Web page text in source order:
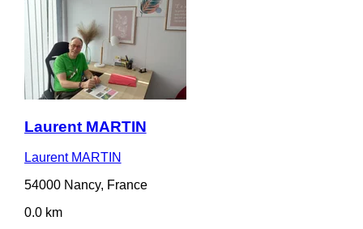
Laurent MARTIN
Laurent MARTIN
54000 Nancy, France
0.0 km